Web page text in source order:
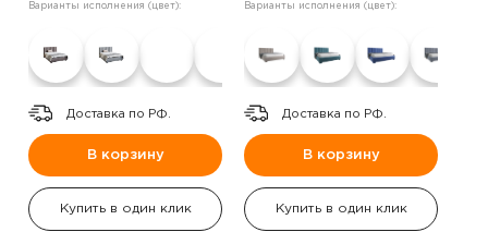
Варианты исполнения (цвет):
Доставка по РФ.
В корзину
Купить в один клик
Варианты исполнения (цвет):
Доставка по РФ.
В корзину
Купить в один клик